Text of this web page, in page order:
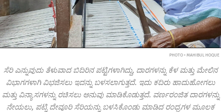
PHOTO • MAHIBUL HOQUE
ಸೆರಿ ಎನ್ನುವುದು ತೆಳುವಾದ ಬಿದಿರಿನ ಪಟ್ಟಿಗಳಾಗಿದ್ದು, ದಾರಗಳನ್ನು ಕೆಳ ಮತ್ತು ಮೇಲಿನ
ವಿಭಾಗಗಳಾಗಿ ವಿಭಜಿಸಲು ಇದನ್ನು ಬಳಸಲಾಗುತ್ತದೆ. ಇದು ಕದಿರು ಹಾದುಹೋಗಲು
ಮತ್ತು ವಿನ್ಯಾಸಗಳನ್ನು ರಚಿಸಲು ಅನುವು ಮಾಡಿಕೊಡುತ್ತದೆ. ವರ್ಣರಂಜಿತ ದಾರಗಳನ್ನು
ನೇಯಲು, ಪಟ್ನಿ ದೇವೂರಿ ಸೆರಿಯನ್ನು ಬಳಸಿಕೊಂಡು ಮಾಡಿದ ರಂಧ್ರಗಳ ಮೂಲಕ